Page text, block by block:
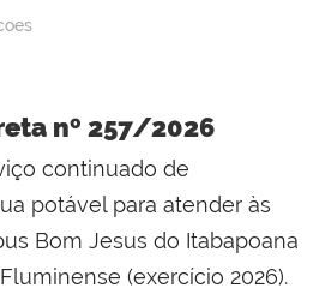
nº 257/2026
continuado de
potável para atender às
Bom Jesus do Itabapoana
(exercício 2026).